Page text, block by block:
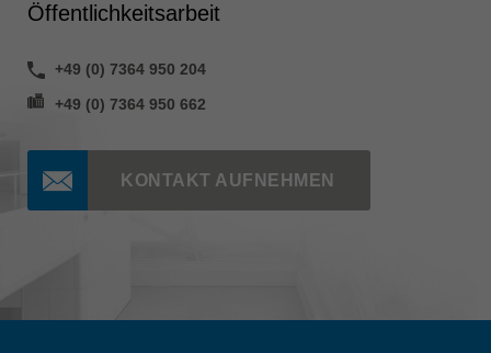
Öffentlichkeitsarbeit
+49 (0) 7364 950 204
+49 (0) 7364 950 662
KONTAKT AUFNEHMEN